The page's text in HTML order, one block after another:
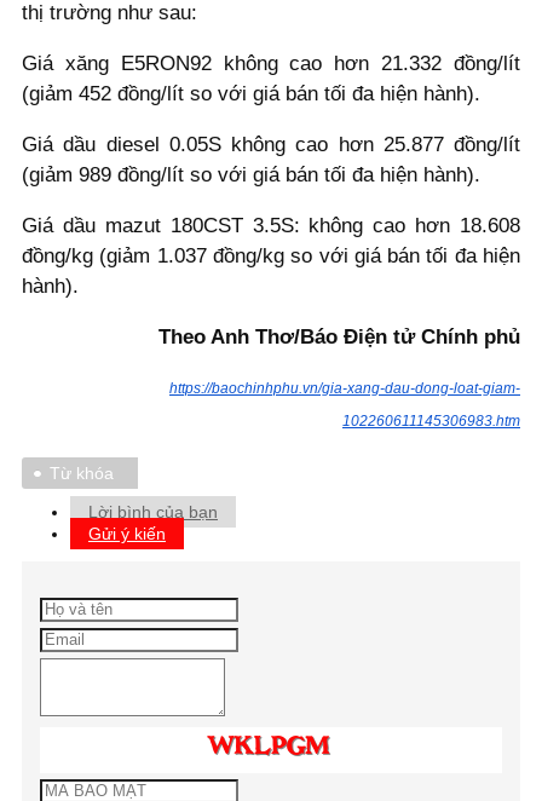
thị trường như sau:
Giá xăng E5RON92 không cao hơn 21.332 đồng/lít
(giảm 452 đồng/lít so với giá bán tối đa hiện hành).
Giá dầu diesel 0.05S không cao hơn 25.877 đồng/lít
(giảm 989 đồng/lít so với giá bán tối đa hiện hành).
Giá dầu mazut 180CST 3.5S: không cao hơn 18.608
đồng/kg (giảm 1.037 đồng/kg so với giá bán tối đa hiện
hành).
Theo Anh Thơ/Báo Điện tử Chính phủ
https://baochinhphu.vn/gia-xang-dau-dong-loat-giam-
102260611145306983.htm
Từ khóa
Lời bình của bạn
Gửi ý kiến